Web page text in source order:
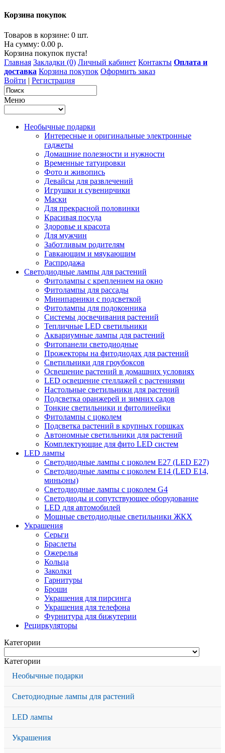
Корзина покупок
Товаров в корзине: 0 шт.
На сумму: 0.00 р.
Корзина покупок пуста!
Главная Закладки (0) Личный кабинет Контакты Оплата и
доставка Корзина покупок Оформить заказ
Войти | Регистрация
Меню
Необычные подарки
Интересные и оригинальные электронные
гаджеты
Домашние полезности и нужности
Временные татуировки
Фото и живопись
Девайсы для развлечений
Игрушки и сувенирчики
Маски
Для прекрасной половинки
Красивая посуда
Здоровье и красота
Для мужчин
Заботливым родителям
Гавкающим и мяукающим
Распродажа
Светодиодные лампы для растений
Фитолампы с креплением на окно
Фитолампы для рассады
Минипарники с подсветкой
Фитолампы для подоконника
Системы досвечивания растений
Тепличные LED светильники
Аквариумные лампы для растений
Фитопанели светодиодные
Прожекторы на фитодиодах для растений
Светильники для гроубоксов
Освещение растений в домашних условиях
LED освещение стеллажей с растениями
Настольные светильники для растений
Подсветка оранжерей и зимних садов
Тонкие светильники и фитолинейки
Фитолампы с цоколем
Подсветка растений в крупных горшках
Автономные светильники для растений
Комплектующие для фито LED систем
LED лампы
Светодиодные лампы с цоколем Е27 (LED E27)
Светодиодные лампы с цоколем Е14 (LED E14,
миньоны)
Светодиодные лампы с цоколем G4
Светодиоды и сопутствующее оборудование
LED для автомобилей
Мощные светодиодные светильники ЖКХ
Украшения
Серьги
Браслеты
Ожерелья
Кольца
Заколки
Гарнитуры
Броши
Украшения для пирсинга
Украшения для телефона
Фурнитура для бижутерии
Рециркуляторы
Категории
Категории
Необычные подарки
Светодиодные лампы для растений
LED лампы
Украшения